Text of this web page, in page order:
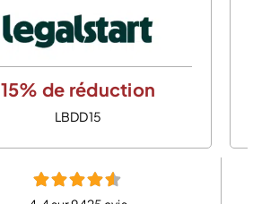
15% de réduction
LBDD15